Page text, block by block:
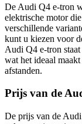
De Audi Q4 e-tron
elektrische motor
verschillende
kunt u kiezen voor
Audi Q4 e-tron
wat het ideaal
afstanden.
Prijs van de
De prijs van de